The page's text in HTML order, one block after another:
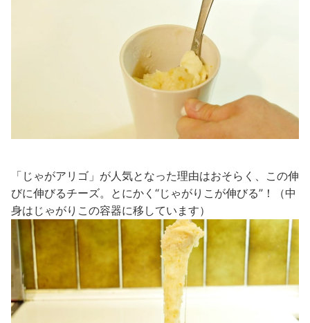
「じゃがアリゴ」が人気となった理由はおそらく、この伸
びに伸びるチーズ。とにかく“じゃがりこが伸びる”！（中
身はじゃがりこの容器に移しています）